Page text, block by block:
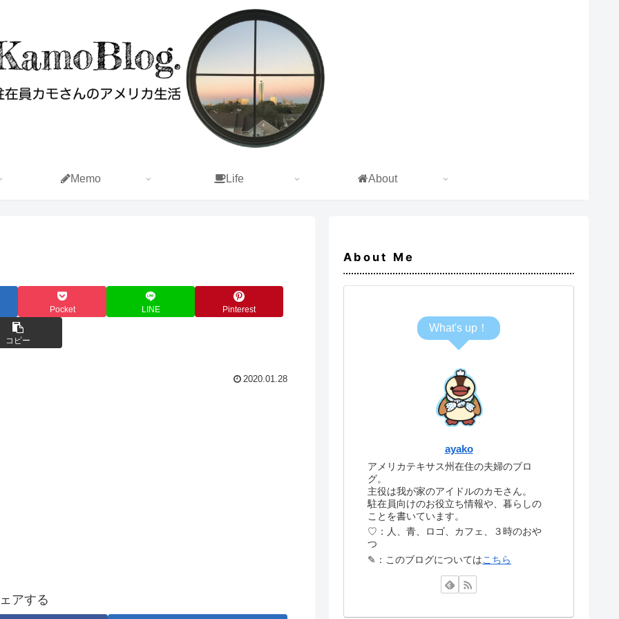
Memo Life About
Pocket LINE Pinterest
コピー
2020.01.28
アする
About Me
What's up！
ayako
アメリカテキサス州在住の夫婦のブロ
グ。
主役は我が家のアイドルのカモさん。
駐在員向けのお役立ち情報や、暮らしの
ことを書いています。
♡：人、青、ロゴ、カフェ、３時のおや
つ
✎：このブログについてはこちら